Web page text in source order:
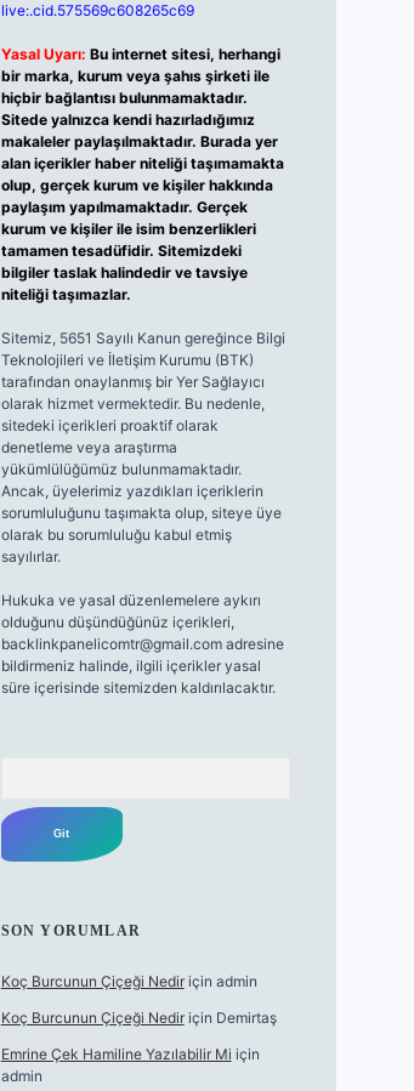
live:.cid.575569c608265c69
Yasal Uyarı: Bu internet sitesi, herhangi
bir marka, kurum veya şahıs şirketi ile
hiçbir bağlantısı bulunmamaktadır.
Sitede yalnızca kendi hazırladığımız
makaleler paylaşılmaktadır. Burada yer
alan içerikler haber niteliği taşımamakta
olup, gerçek kurum ve kişiler hakkında
paylaşım yapılmamaktadır. Gerçek
kurum ve kişiler ile isim benzerlikleri
tamamen tesadüfidir. Sitemizdeki
bilgiler taslak halindedir ve tavsiye
niteliği taşımazlar.
Sitemiz, 5651 Sayılı Kanun gereğince Bilgi
Teknolojileri ve İletişim Kurumu (BTK)
tarafından onaylanmış bir Yer Sağlayıcı
olarak hizmet vermektedir. Bu nedenle,
sitedeki içerikleri proaktif olarak
denetleme veya araştırma
yükümlülüğümüz bulunmamaktadır.
Ancak, üyelerimiz yazdıkları içeriklerin
sorumluluğunu taşımakta olup, siteye üye
olarak bu sorumluluğu kabul etmiş
sayılırlar.
Hukuka ve yasal düzenlemelere aykırı
olduğunu düşündüğünüz içerikleri,
backlinkpanelicomtr@gmail.comadresine
bildirmeniz halinde, ilgili içerikler yasal
süre içerisinde sitemizden kaldırılacaktır.
SON YORUMLAR
Koç Burcunun Çiçeği Nediriçin admin
Koç Burcunun Çiçeği Nediriçin Demirtaş
Emrine Çek Hamiline Yazılabilir Mi için
admin